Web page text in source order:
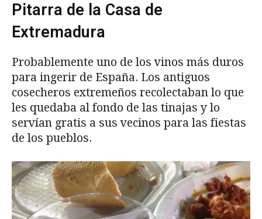
Pitarra de la Casa de
Extremadura
Probablemente uno de los vinos más duros
para ingerir de España. Los antiguos
cosecheros extremeños recolectaban lo que
les quedaba al fondo de las tinajas y lo
servían gratis a sus vecinos para las fiestas
de los pueblos.